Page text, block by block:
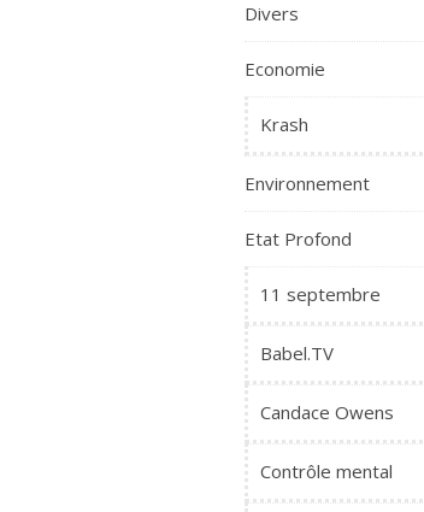
Divers
Economie
Krash
Environnement
Etat Profond
11 septembre
Babel.TV
Candace Owens
Contrôle mental